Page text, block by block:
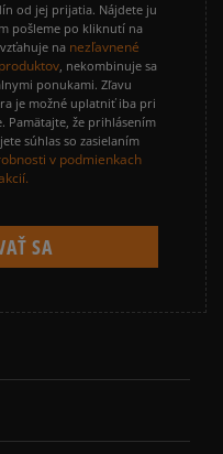
od jej prijatia. Nájdete ju
pošleme po kliknutí na
na nezľavnené
, nekombinuje sa
ponukami. Zľavu
je možné uplatniť iba pri
Pamätajte, že prihlásením
súhlas so zasielaním
v podmienkach